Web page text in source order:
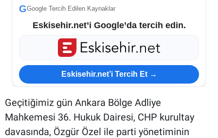
GGoogle Tercih Edilen Kaynaklar
Eskisehir.net’i Google’da tercih edin.
Eskisehir.net’i Tercih Et →
Geçitiğimiz gün Ankara Bölge Adliye
Mahkemesi 36. Hukuk Dairesi, CHP kurultay
davasında, Özgür Özel ile parti yönetiminin